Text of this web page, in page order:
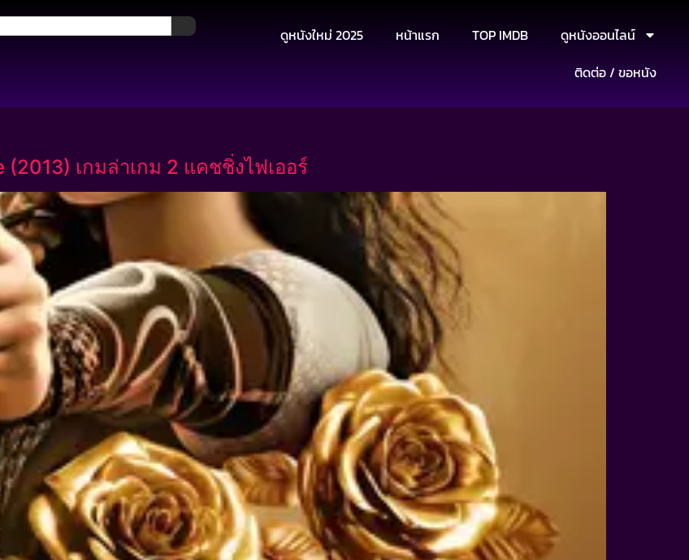
ดูหนังใหม่ 2025 หน้าแรก TOP IMDB
ดูหนังออนไลน์
ติดต่อ / ขอหนัง
เกมล่าเกม 2 แคชชิ่งไฟเออร์